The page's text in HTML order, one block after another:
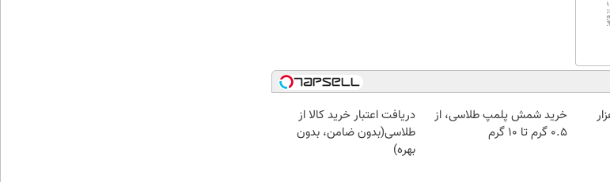
با 100 هزار
خرید شمش پلمپ طلاسی، از
۰.۵ گرم تا ۱۰ گرم
دریافت اعتبار خرید کالا از
طلاسی(بدون ضامن، بدون
بهره)